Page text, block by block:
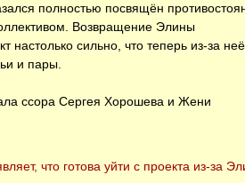
полностью посвящён
Возвращение Элины
настолько сильно, что теперь из-за неё
и пары.
ссора Сергея Хорошева и Жени
что готова уйти с проекта из-за